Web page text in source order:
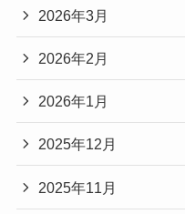
2026年3月
2026年2月
2026年1月
2025年12月
2025年11月